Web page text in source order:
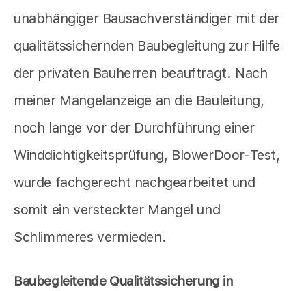
unabhängiger Bausachverständiger mit der
qualitätssichernden Baubegleitung zur Hilfe
der privaten Bauherren beauftragt. Nach
meiner Mangelanzeige an die Bauleitung,
noch lange vor der Durchführung einer
Winddichtigkeitsprüfung, BlowerDoor-Test,
wurde fachgerecht nachgearbeitet und
somit ein versteckter Mangel und
Schlimmeres vermieden.
Baubegleitende Qualitätssicherung in